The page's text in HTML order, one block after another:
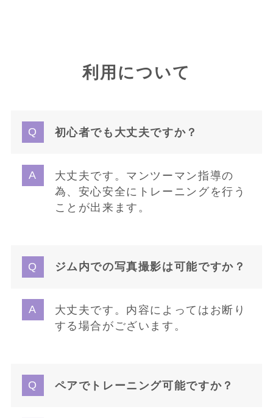
利用について
初心者でも大丈夫ですか？
大丈夫です。マンツーマン指導の
為、安心安全にトレーニングを行う
ことが出来ます。
ジム内での写真撮影は可能ですか？
大丈夫です。内容によってはお断り
する場合がございます。
ペアでトレーニング可能ですか？